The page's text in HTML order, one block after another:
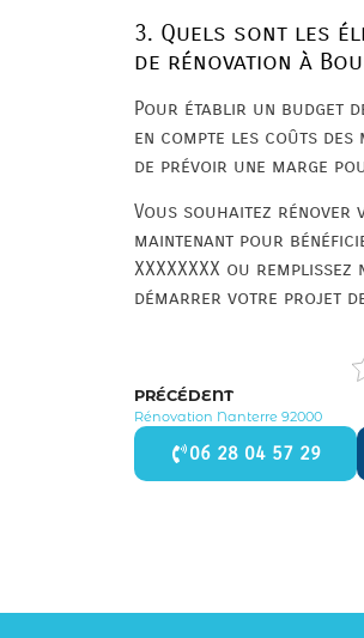
3. Quels sont les
de rénovation à
Pour établir un budget
en compte les coûts des
de prévoir une marge
Vous souhaitez rénover
maintenant pour
XXXXXXXX ou
démarrer votre projet
PRÉCÉDENT
Rénovation Nanterre 92000
06 28 04 57 29